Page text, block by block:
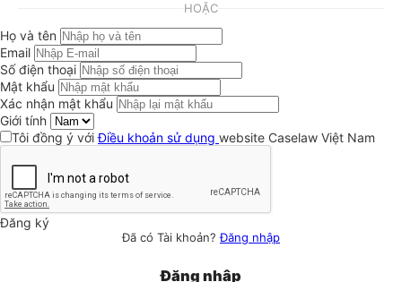
HOẶC
Họ và tên
Email
Số điện thoại
Mật khẩu
Xác nhận mật khẩu
Giới tính
Tôi đồng ý vớiĐiều khoản sử dụng website Caselaw Việt Nam
Đăng ký
Đã có Tài khoản?Đăng nhập
Đăng nhập